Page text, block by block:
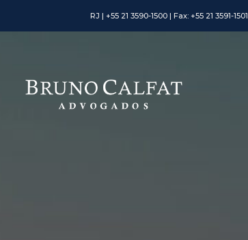
RJ | +55 21 3590-1500 | Fax: +55 21 3591-1501